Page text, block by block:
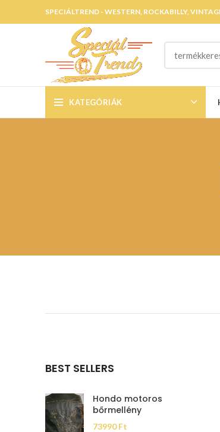
SPECIÁLTREND - WESTERN, ROCKABILLY,
KATEGÓRIÁK
BEST SELLERS
Hondo motoros
bőrmellény
73990Ft